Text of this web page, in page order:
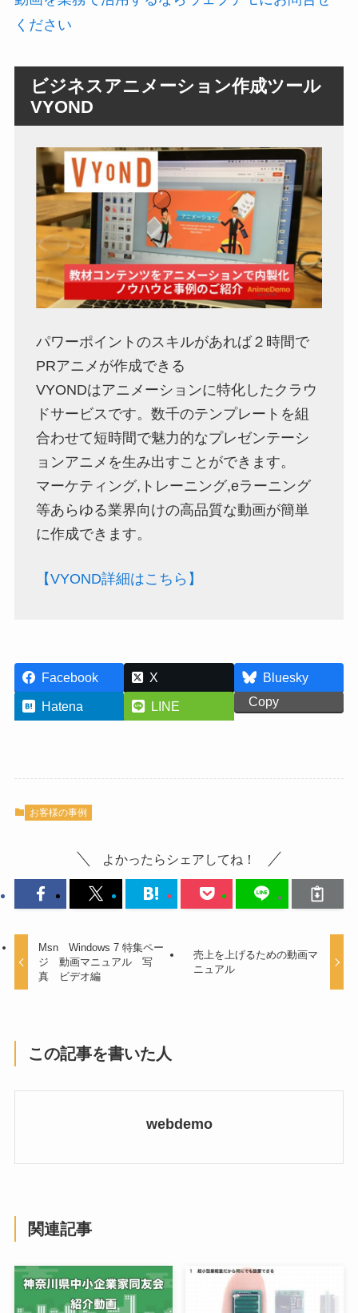
ください
ビジネスアニメーション作成ツール
VYOND
パワーポイントのスキルがあれば２時間で
PRアニメが作成できる
VYONDはアニメーションに特化したクラウ
ドサービスです。数千のテンプレートを組
合わせて短時間で魅力的なプレゼンテーシ
ョンアニメを生み出すことができます。
マーケティング,トレーニング,eラーニング
等あらゆる業界向けの高品質な動画が簡単
に作成できます。
【VYOND詳細はこちら】
Facebook X
Bluesky
Hatena
LINE Copy
お客様の事例
よかったらシェアしてね！
Msn Windows 7 特集ペー
ジ 動画マニュアル 写
真 ビデオ編
売上を上げるための動画マ
ニュアル
この記事を書いた人
webdemo
関連記事